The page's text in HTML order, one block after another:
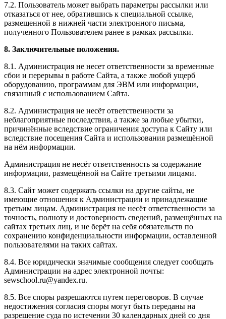
7.2. Пользователь может выбрать параметры рассылки или
отказаться от нее, обратившись к специальной ссылке,
размещенной в нижней части электронного письма,
полученного Пользователем ранее в рамках рассылки.
8. Заключительные положения.
8.1. Администрация не несет ответственности за временные
сбои и перерывы в работе Сайта, а также любой ущерб
оборудованию, программам для ЭВМ или информации,
связанный с использованием Сайта.
8.2. Администрация не несёт ответственности за
неблагоприятные последствия, а также за любые убытки,
причинённые вследствие ограничения доступа к Сайту или
вследствие посещения Сайта и использования размещённой
на нём информации.
Администрация не несёт ответственность за содержание
информации, размещённой на Сайте третьими лицами.
8.3. Сайт может содержать ссылки на другие сайты, не
имеющие отношения к Администрации и принадлежащие
третьим лицам. Администрация не несёт ответственности за
точность, полноту и достоверность сведений, размещённых на
сайтах третьих лиц, и не берёт на себя обязательств по
сохранению конфиденциальности информации, оставленной
пользователями на таких сайтах.
8.4. Все юридически значимые сообщения следует сообщать
Администрации на адрес электронной почты:
sewschool.ru@yandex.ru.
8.5. Все споры разрешаются путем переговоров. В случае
недостижения согласия споры могут быть переданы на
разрешение суда по истечении 30 календарных дней со дня